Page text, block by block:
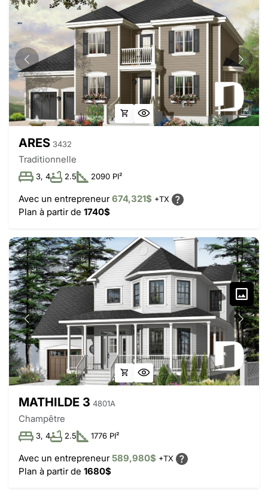
ARES 3432
Traditionnelle
3, 4 2.5 2090 PI²
Avec un entrepreneur674,321$ +TX
Plan à partir de 1740$
MATHILDE 3 4801A
Champêtre
3, 4 2.5 1776 PI²
Avec un entrepreneur589,980$ +TX
Plan à partir de 1680$